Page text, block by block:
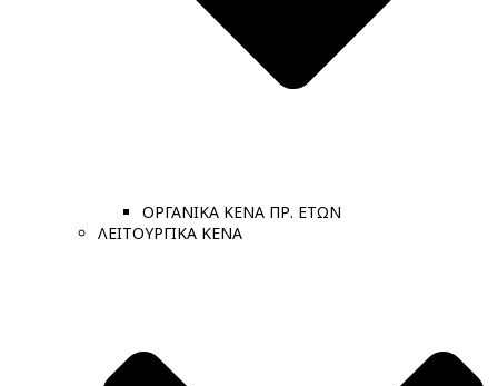
ΟΡΓΑΝΙΚΑ ΚΕΝΑ ΠΡ. ΕΤΩΝ
ΛΕΙΤΟΥΡΓΙΚΑ ΚΕΝΑ